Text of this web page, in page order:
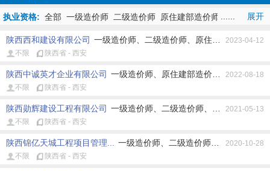
展开
执业资格: 全部 一级造价师 二级造价师 原住建部造价师
原水利部造
师 造价+监理师
地址:
全部 重庆市 湖北省
内蒙古 辽宁省 吉林省 黑龙江省 江苏省 浙江省 安徽省 福建
省
江西省 山东省
港 澳门 台湾省
工作性质: 全部 不限
陕西西和建设有限公司 一级造价师、二级造价师、原住建部造价师、
2023-04-12
不限
陕西省 - 西安
陕西中诚英才企业有限公司 一级造价师、原住建部造价师、原水利部
2022-08-18
不限
陕西省 - 西安
陕西勋辉建设工程有限公司 一级造价师、二级造价师、原住建部造价
2021-05-13
不限
陕西省 - 西安
陕西锦亿天城工程项目管理... 一级造价师、二级造价师、原住建部造
2020-10-28
不限
陕西省 - 西安